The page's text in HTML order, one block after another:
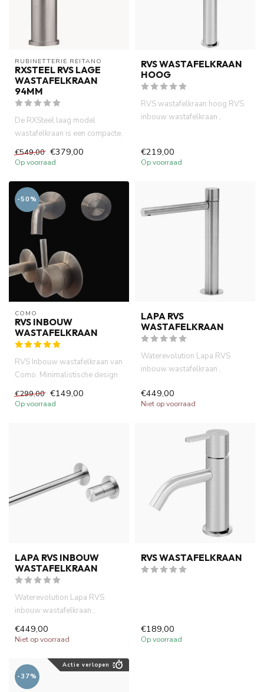
RUBINETTERIE REITANO
RXSTEEL RVS LAGE
WASTAFELKRAAN
94MM
De RXSteel laag model
wastafelkraan is een compacte,
duurzame kraan van massief ...
€549,00 €379,00
Op voorraad
RVS WASTAFELKRAAN
HOOG
RVS wastafelkraan hoog RVS
inbouw wastafelkraan ,
€219,00
Op voorraad
-50%
COMO
RVS INBOUW
WASTAFELKRAAN
RVS Inbouw wastafelkraan van
Como. Minimalistische design
hendel met geribbeld ...
€299,00 €149,00
Op voorraad
LAPA RVS
WASTAFELKRAAN
Waterevolution Lapa RVS
inbouw wastafelkraan ,
garant...
€449,00
Niet op voorraad
LAPA RVS INBOUW
WASTAFELKRAAN
Waterevolution Lapa RVS
inbouw wastafelkraan ,
geborsteld RVS look
hoogeerwaarde...
€449,00
Niet op voorraad
RVS WASTAFELKRAAN
€189,00
Op voorraad
Actie verlopen
-37%